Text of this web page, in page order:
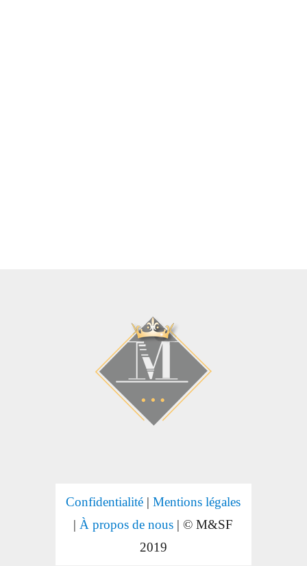
Confidentialité |Mentions légales
| À propos de nous | © M&SF
2019